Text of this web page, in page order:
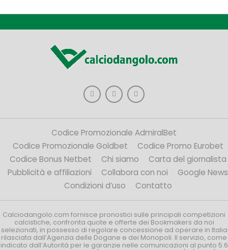
Codice Promozionale AdmiralBet
Codice Promozionale Goldbet
Codice Promo Eurobet
Codice Bonus Netbet
Chi siamo
Carta del giornalista
Pubblicità e affiliazioni
Collabora con noi
Google News
Condizioni d’uso
Contatto
Calciodangolo.com fornisce pronostici sulle principali competizioni
calcistiche, confronta quote e offerte dei Bookmakers da noi
selezionati, in possesso di regolare concessione ad operare in Italia
rilasciata dall’Agenzia delle Dogane e dei Monopoli. Il servizio, come
indicato dall’Autorità per le garanzie nelle comunicazioni al punto 5.6